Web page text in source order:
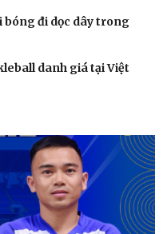
bóng đi dọc dây trong
danh giá tại Việt